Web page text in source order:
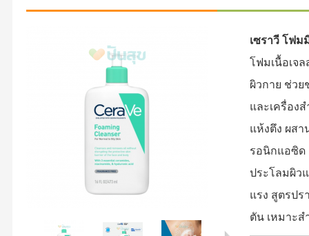
เซราวี โฟม
โฟมเนื้อเจ
ผิวกาย ช่วย
และเครื่อง
แห้งตึง ผสา
รอนิกแอซิด
ประโลมผิว
แรง สูตรปร
ตัน เหมาะ